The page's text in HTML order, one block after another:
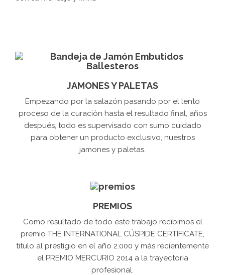
JAMONES Y PALETAS
Empezando por la salazón pasando por el lento
proceso de la curación hasta el resultado final, años
después, todo es supervisado con sumo cuidado
para obtener un producto exclusivo, nuestros
jamones y paletas.
PREMIOS
Como resultado de todo este trabajo recibimos el
premio THE INTERNATIONAL CÚSPIDE CERTIFICATE,
titulo al prestigio en el año 2.000 y más recientemente
el PREMIO MERCURIO 2014 a la trayectoria
profesional.